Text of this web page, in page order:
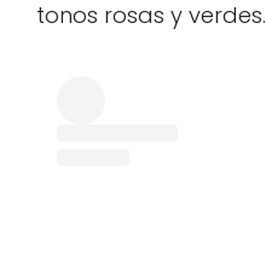
tonos rosas y verdes.